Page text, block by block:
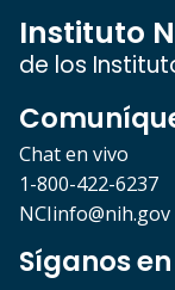
Instituto
de los
Chat en vivo
1-800-422-6237
NCIinfo@nih.gov
Síganos en